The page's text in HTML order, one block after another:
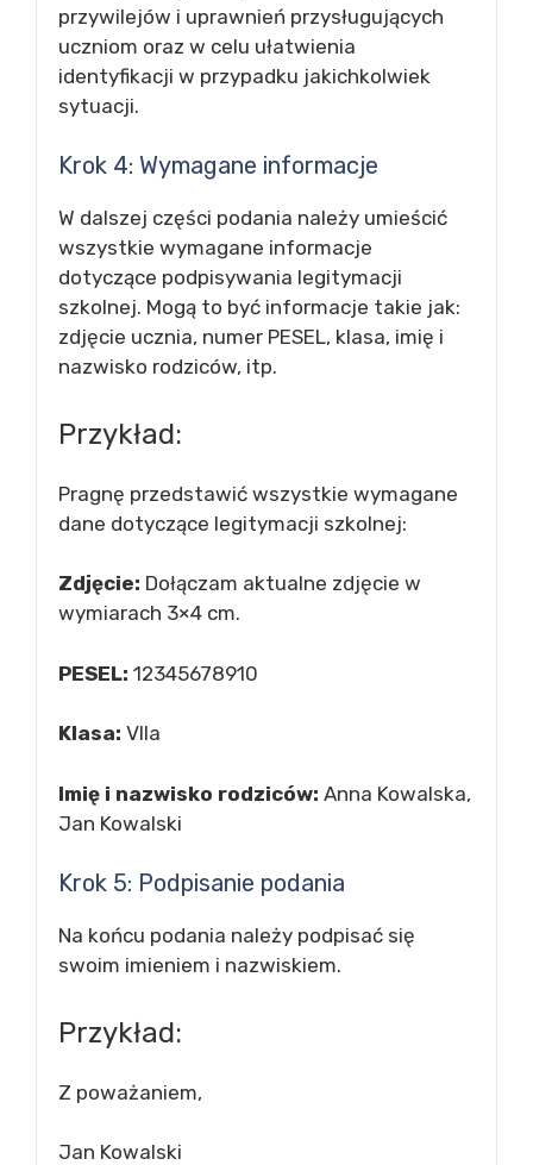
przywilejów i uprawnień przysługujących
uczniom oraz w celu ułatwienia
identyfikacji w przypadku jakichkolwiek
sytuacji.
Krok 4: Wymagane informacje
W dalszej części podania należy umieścić
wszystkie wymagane informacje
dotyczące podpisywania legitymacji
szkolnej. Mogą to być informacje takie jak:
zdjęcie ucznia, numer PESEL, klasa, imię i
nazwisko rodziców, itp.
Przykład:
Pragnę przedstawić wszystkie wymagane
dane dotyczące legitymacji szkolnej:
Zdjęcie: Dołączam aktualne zdjęcie w
wymiarach 3×4 cm.
PESEL: 12345678910
Klasa: VIIa
Imię i nazwisko rodziców: Anna Kowalska,
Jan Kowalski
Krok 5: Podpisanie podania
Na końcu podania należy podpisać się
swoim imieniem i nazwiskiem.
Przykład:
Z poważaniem,
Jan Kowalski